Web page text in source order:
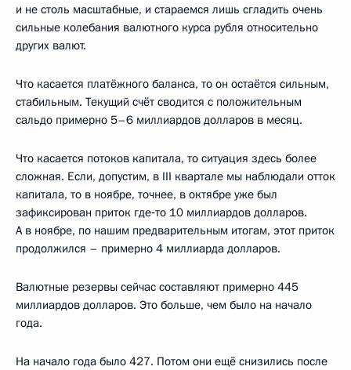
и не столь масштабные, и стараемся лишь сгладить очень
сильные колебания валютного курса рубля относительно
других валют.
Что касается платёжного баланса, то он остаётся сильным,
стабильным. Текущий счёт сводится с положительным
сальдо примерно 5–6 миллиардов долларов в месяц.
Что касается потоков капитала, то ситуация здесь более
сложная. Если, допустим, в III квартале мы наблюдали отток
капитала, то в ноябре, точнее, в октябре уже был
зафиксирован приток где‑то 10 миллиардов долларов.
А в ноябре, по нашим предварительным итогам, этот приток
продолжился – примерно 4 миллиарда долларов.
Валютные резервы сейчас составляют примерно 445
миллиардов долларов. Это больше, чем было на начало
года.
На начало года было 427. Потом они ещё снизились после